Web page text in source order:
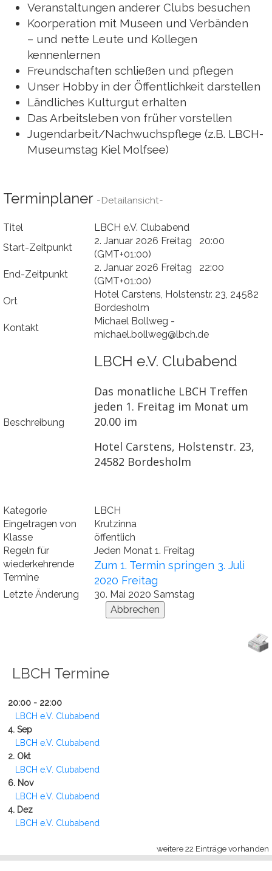
Veranstaltungen anderer Clubs besuchen
Koorperation mit Museen und Verbänden
– und nette Leute und Kollegen
kennenlernen
Freundschaften schließen und pflegen
Unser Hobby in der Öffentlichkeit darstellen
Ländliches Kulturgut erhalten
Das Arbeitsleben von früher vorstellen
Jugendarbeit/Nachwuchspflege (z.B. LBCH-
Museumstag Kiel Molfsee)
Terminplaner -Detailansicht-
Titel
LBCH e.V. Clubabend
Start-Zeitpunkt
2. Januar 2026 Freitag 20:00
(GMT+01:00)
End-Zeitpunkt
2. Januar 2026 Freitag 22:00
(GMT+01:00)
Ort
Hotel Carstens, Holstenstr. 23, 24582
Bordesholm
Kontakt
Michael Bollweg -
michael.bollweg@lbch.de
Beschreibung
LBCH e.V. Clubabend
Das monatliche LBCH Treffen
jeden 1. Freitag im Monat um
20.00 im
Hotel Carstens, Holstenstr. 23,
24582 Bordesholm
Kategorie
LBCH
Eingetragen von
Krutzinna
Klasse
öffentlich
Regeln für
wiederkehrende
Termine
Jeden Monat 1. Freitag
Zum 1. Termin springen 3. Juli
2020 Freitag
Letzte Änderung 30. Mai 2020 Samstag
LBCH Termine
20:00 - 22:00
LBCH e.V. Clubabend
4. Sep
LBCH e.V. Clubabend
2. Okt
LBCH e.V. Clubabend
6. Nov
LBCH e.V. Clubabend
4. Dez
LBCH e.V. Clubabend
weitere 22 Einträge vorhanden